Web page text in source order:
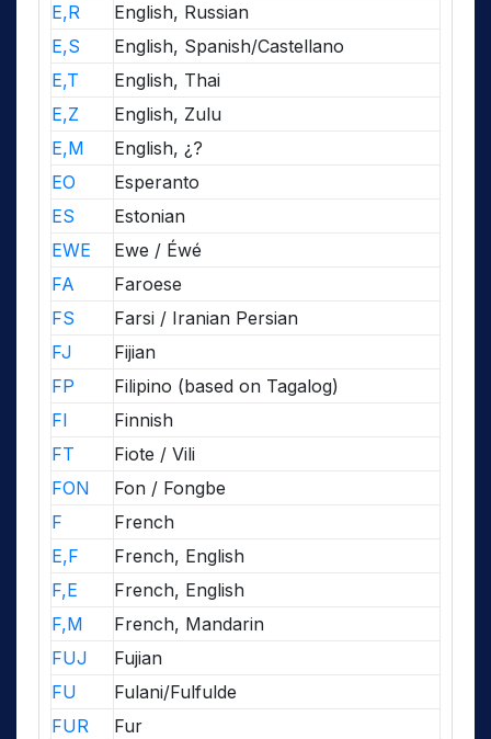
E,R
English, Russian
E,S
English, Spanish/Castellano
E,T
English, Thai
E,Z
English, Zulu
E,M
English, ¿?
EO
Esperanto
ES
Estonian
EWE
Ewe / Éwé
FA
Faroese
FS
Farsi / Iranian Persian
FJ
Fijian
FP
Filipino (based on Tagalog)
FI
Finnish
FT
Fiote / Vili
FON
Fon / Fongbe
F
French
E,F
French, English
F,E
French, English
F,M
French, Mandarin
FUJ
Fujian
FU
Fulani/Fulfulde
FUR
Fur